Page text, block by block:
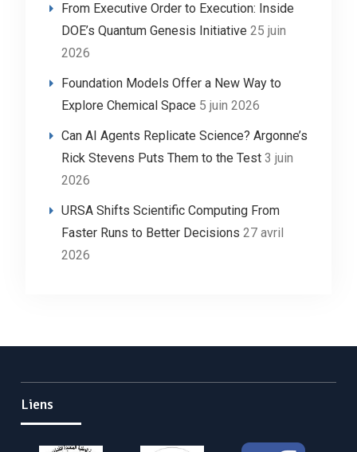
From Executive Order to Execution: Inside
DOE’s Quantum Genesis Initiative 25 juin
2026
Foundation Models Offer a New Way to
Explore Chemical Space 5 juin 2026
Can AI Agents Replicate Science? Argonne’s
Rick Stevens Puts Them to the Test 3 juin
2026
URSA Shifts Scientific Computing From
Faster Runs to Better Decisions 27 avril
2026
Liens